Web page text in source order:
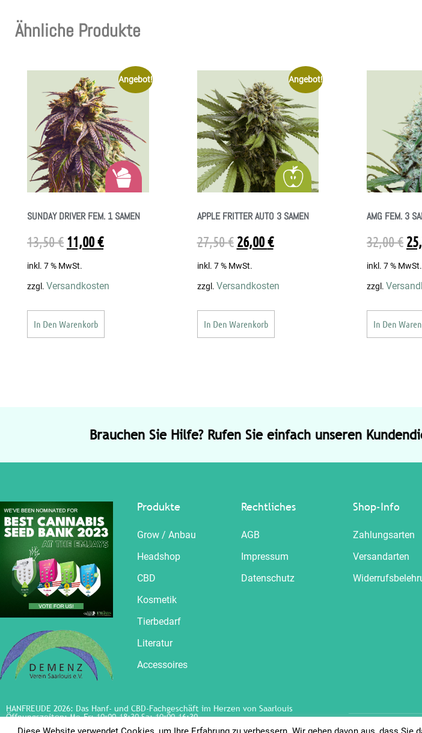
Ähnliche Produkte
Angebot!
SUNDAY DRIVER FEM. 1 SAMEN
13,50€ 11,00€
inkl. 7 % MwSt.
zzgl. Versandkosten
In Den Warenkorb
Angebot!
APPLE FRITTER AUTO 3 SAMEN
27,50€ 26,00€
inkl. 7 % MwSt.
zzgl. Versandkosten
In Den Warenkorb
AMG FEM. 3
32,00€
inkl. 7 % MwSt.
zzgl.
In Den
Brauchen Sie Hilfe? Rufen Sie einfach unseren
Produkte
Grow / Anbau
Headshop
CBD
Kosmetik
Tierbedarf
Literatur
Accessoires
Rechtliches
AGB
Impressum
Datenschutz
Shop-Info
Zahlungsarten
Versandarten
HANFREUDE 2026: Das Hanf- und CBD-Fachgeschäft im Herzen von Saarlouis
Öffnungszeiten: Mo-Fr: 10:00-18:30 Sa: 10:00-16:30